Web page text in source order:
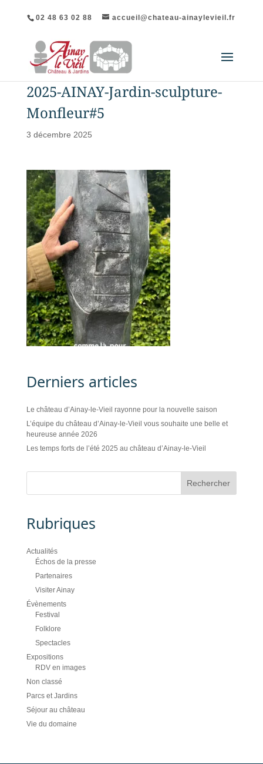
02 48 63 02 88 accueil@chateau-ainaylevieil.fr
2025-AINAY-Jardin-sculpture-
Monfleur#5
3 décembre 2025
Derniers articles
Le château d’Ainay-le-Vieil rayonne pour la nouvelle saison
L’équipe du château d’Ainay-le-Vieil vous souhaite une belle et
heureuse année 2026
Les temps forts de l’été 2025 au château d’Ainay-le-Vieil
Rubriques
Actualités
Échos de la presse
Partenaires
Visiter Ainay
Évènements
Festival
Folklore
Spectacles
Expositions
RDV en images
Non classé
Parcs et Jardins
Séjour au château
Vie du domaine